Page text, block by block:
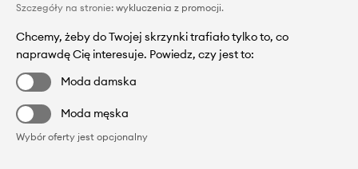
Szczegóły na stronie: wykluczenia z promocji.
Chcemy, żeby do Twojej skrzynki trafiało tylko to, co
naprawdę Cię interesuje. Powiedz, czy jest to:
Moda damska
Moda męska
Wybór oferty jest opcjonalny